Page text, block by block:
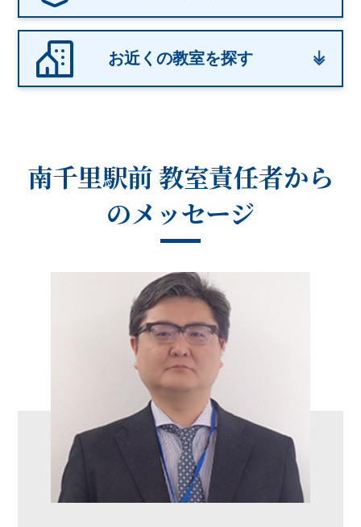
お近くの教室を探す
南千里駅前 教室責任者から
のメッセージ